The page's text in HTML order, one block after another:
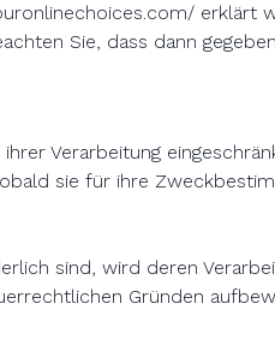
erklärt
Sie, dass dann
Verarbeitung
sie für ihre
sind, wird deren
Gründen